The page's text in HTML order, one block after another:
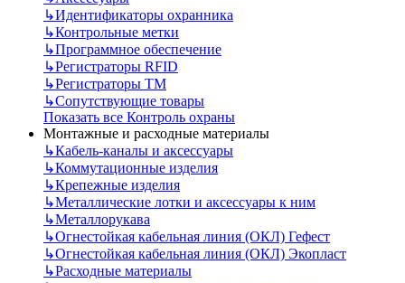
↳Идентификаторы охранника
↳Контрольные метки
↳Программное обеспечение
↳Регистраторы RFID
↳Регистраторы ТМ
↳Сопутствующие товары
Показать все Контроль охраны
Монтажные и расходные материалы
↳Кабель-каналы и аксессуары
↳Коммутационные изделия
↳Крепежные изделия
↳Металлические лотки и аксессуары к ним
↳Металлорукава
↳Огнестойкая кабельная линия (ОКЛ) Гефест
↳Огнестойкая кабельная линия (ОКЛ) Экопласт
↳Расходные материалы